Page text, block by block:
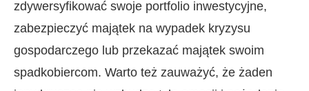
zdywersyfikować swoje portfolio inwestycyjne,
zabezpieczyć majątek na wypadek kryzysu
gospodarczego lub przekazać majątek swoim
spadkobiercom. Warto też zauważyć, że żaden